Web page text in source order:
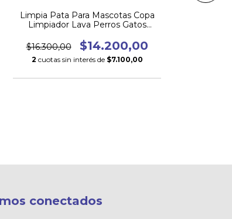
Limpia Pata Para Mascotas Copa
Limpiador Lava Perros Gatos
$16.300,00
$14.200,00
2 cuotas sin interés de $7.100,00
Lava
conectados